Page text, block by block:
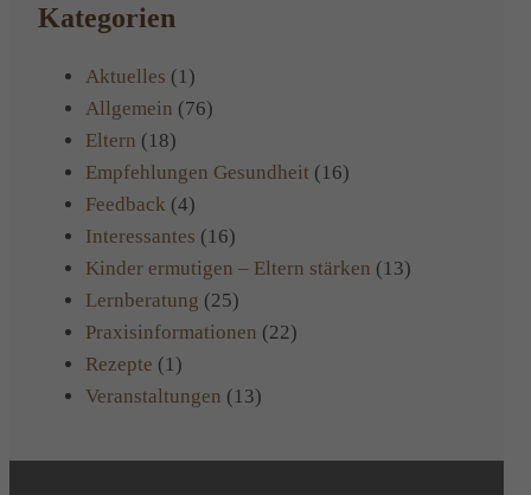
Kategorien
Aktuelles (1)
Allgemein (76)
Eltern (18)
Empfehlungen Gesundheit (16)
Feedback (4)
Interessantes (16)
Kinder ermutigen – Eltern stärken (13)
Lernberatung (25)
Praxisinformationen (22)
Rezepte (1)
Veranstaltungen (13)